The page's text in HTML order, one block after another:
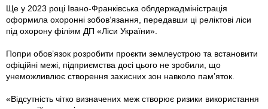
Ще у 2023 році Івано-Франківська облдержадміністрація
оформила охоронні зобов’язання, передавши ці реліктові ліси
під охорону філіям ДП «Ліси України».
Попри обов’язок розробити проєкти землеустрою та встановити
офіційні межі, підприємства досі цього не зробили, що
унеможливлює створення захисних зон навколо пам’яток.
«Відсутність чітко визначених меж створює ризики використання